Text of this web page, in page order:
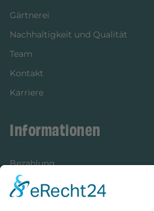
Gärtnerei
Nachhaltigkeit und Qualität
Team
Kontakt
Karriere
Informationen
Bezahlung
Newsletter